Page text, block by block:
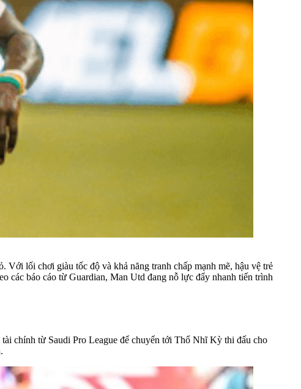
Với lối chơi giàu tốc độ và khả năng tranh chấp mạnh mẽ, hậu vệ trẻ
các báo cáo từ Guardian, Man Utd đang nỗ lực đẩy nhanh tiến trình
chính từ Saudi Pro League để chuyển tới Thổ Nhĩ Kỳ thi đấu cho